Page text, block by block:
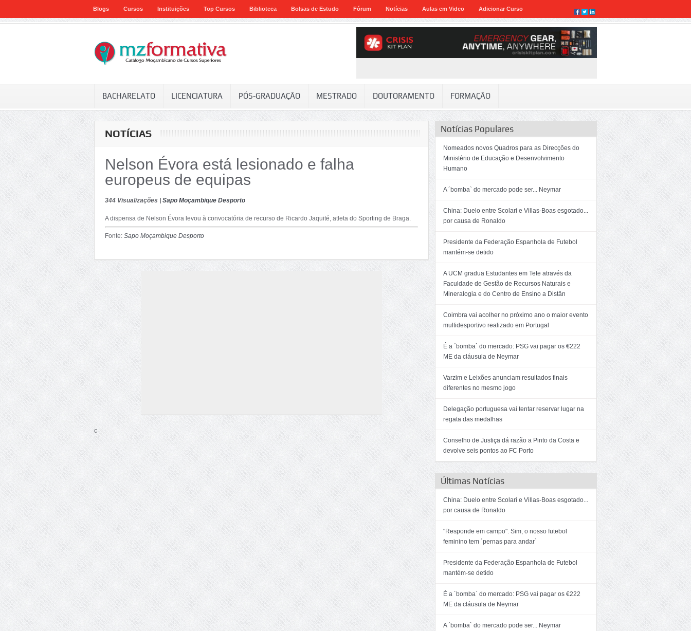
Blogs Cursos Instituições Top Cursos Biblioteca Bolsas de Estudo Fórum Notícias Aulas em Video Adicionar Curso
BACHARELATO LICENCIATURA PÓS-GRADUAÇÃO MESTRADO DOUTORAMENTO FORMAÇÃO
NOTÍCIAS
Nelson Évora está lesionado e falha
europeus de equipas
344 Visualizações | Sapo Moçambique Desporto
A dispensa de Nelson Évora levou à convocatória de recurso de Ricardo Jaquité, atleta do Sporting de Braga.
Fonte: Sapo Moçambique Desporto
c
Notícias Populares
Nomeados novos Quadros para as Direcções do
Ministério de Educação e Desenvolvimento
Humano
A ´bomba` do mercado pode ser... Neymar
China: Duelo entre Scolari e Villas-Boas esgotado...
por causa de Ronaldo
Presidente da Federação Espanhola de Futebol
mantém-se detido
A UCM gradua Estudantes em Tete através da
Faculdade de Gestão de Recursos Naturais e
Mineralogia e do Centro de Ensino a Distân
Coimbra vai acolher no próximo ano o maior evento
multidesportivo realizado em Portugal
É a ´bomba` do mercado: PSG vai pagar os €222
ME da cláusula de Neymar
Varzim e Leixões anunciam resultados finais
diferentes no mesmo jogo
Delegação portuguesa vai tentar reservar lugar na
regata das medalhas
Conselho de Justiça dá razão a Pinto da Costa e
devolve seis pontos ao FC Porto
Últimas Notícias
China: Duelo entre Scolari e Villas-Boas esgotado...
por causa de Ronaldo
"Responde em campo". Sim, o nosso futebol
feminino tem ´pernas para andar`
Presidente da Federação Espanhola de Futebol
mantém-se detido
É a ´bomba` do mercado: PSG vai pagar os €222
ME da cláusula de Neymar
A ´bomba` do mercado pode ser... Neymar